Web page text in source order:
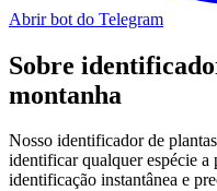
Abrir bot do Telegram
Sobre
montanha
Nosso identificador de
identificar qualquer espécie
identificação instantânea e